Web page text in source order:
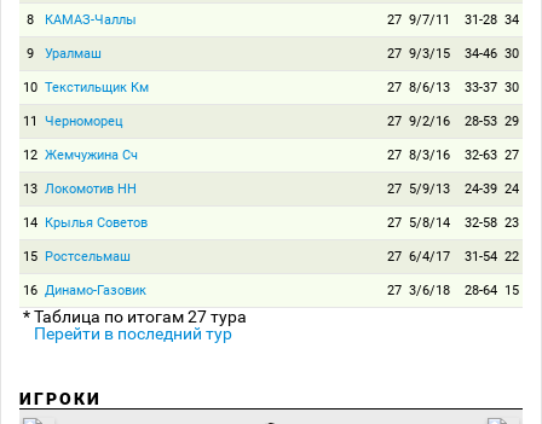
8 КАМАЗ-Чаллы 27 9/7/11 31-28 34
9 Уралмаш 27 9/3/15 34-46 30
10 Текстильщик Км 27 8/6/13 33-37 30
11 Черноморец 27 9/2/16 28-53 29
12 Жемчужина Сч 27 8/3/16 32-63 27
13 Локомотив НН 27 5/9/13 24-39 24
14 Крылья Советов 27 5/8/14 32-58 23
15 Ростсельмаш 27 6/4/17 31-54 22
16 Динамо-Газовик 27 3/6/18 28-64 15
* Таблица по итогам 27 тура
Перейти в последний тур
ИГРОКИ